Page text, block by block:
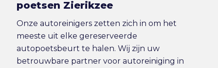
poetsen Zierikzee
Onze autoreinigers zetten zich in om het
meeste uit elke gereserveerde
autopoetsbeurt te halen. Wij zijn uw
betrouwbare partner voor autoreiniging in